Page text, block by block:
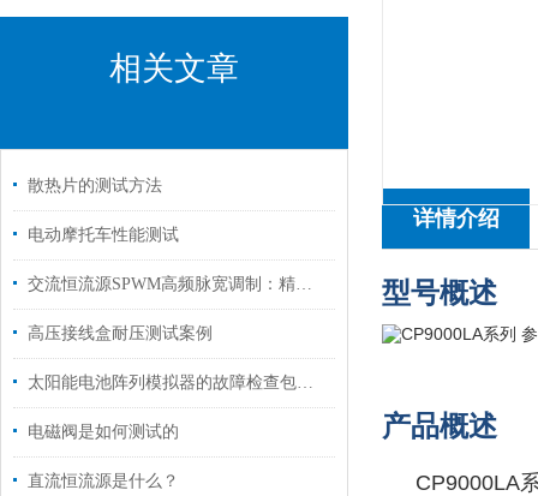
相关文章
散热片的测试方法
电动摩托车性能测试
交流恒流源SPWM高频脉宽调制：精准控流与高效能转换的技术突破
高压接线盒耐压测试案例
太阳能电池阵列模拟器的故障检查包括几个方面
电磁阀是如何测试的
直流恒流源是什么？
详情介绍
型号概述
产品概述
CP9000LA